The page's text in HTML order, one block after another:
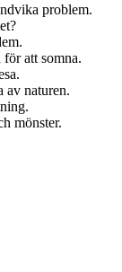
problem.
att somna.
av naturen.
mönster.